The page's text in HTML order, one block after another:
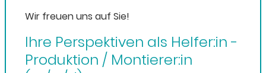
Wir freuen uns auf Sie!
Ihre Perspektiven als Helfer:in -
Produktion / Montierer:in